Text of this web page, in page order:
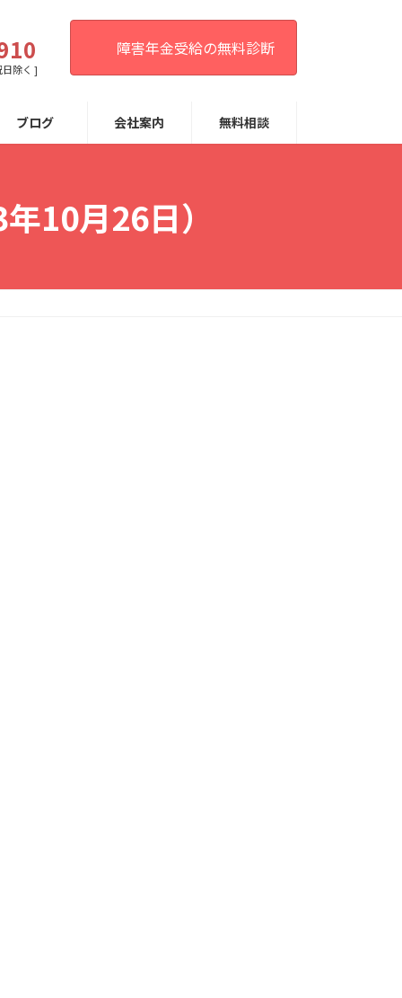
除く ]
障害年金受給の無料診断
ブログ 会社案内 無料相談
10月26日）